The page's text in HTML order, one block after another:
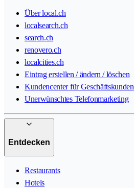
Über local.ch
localsearch.ch
search.ch
renovero.ch
localcities.ch
Eintrag erstellen / ändern / löschen
Kundencenter für Geschäftskunden
Unerwünschtes Telefonmarketing
Entdecken
Restaurants
Hotels